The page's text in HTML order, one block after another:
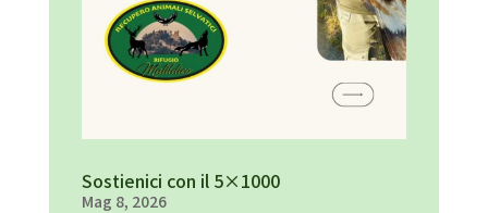
Sostienici con il 5×1000
Mag 8, 2026